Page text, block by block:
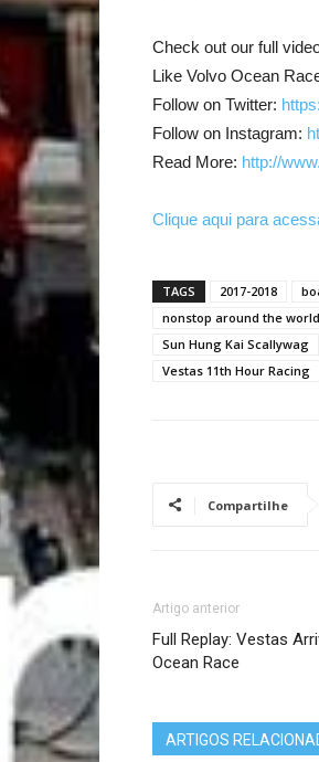
Check out our full
Like Volvo Ocean
Follow on Twitter:
Follow on Instagram:
Read More: http://
Clique aqui para
TAGS 2017-2018
nonstop around the world
Sun Hung Kai Scallywag
Vestas 11th Hour Racing
Compartilhe
Artigo anterior
Full Replay: Vestas
Ocean Race
ARTIGOS